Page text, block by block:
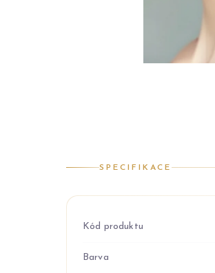
SPECIFIKACE
Kód produktu
Barva